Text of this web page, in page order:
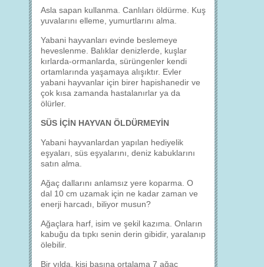
Asla sapan kullanma. Canlıları öldürme. Kuş
yuvalarını elleme, yumurtlarını alma.
Yabani hayvanları evinde beslemeye
heveslenme. Balıklar denizlerde, kuşlar
kırlarda-ormanlarda, sürüngenler kendi
ortamlarında yaşamaya alışıktır. Evler
yabani hayvanlar için birer hapishanedir ve
çok kısa zamanda hastalanırlar ya da
ölürler.
SÜS İÇİN HAYVAN ÖLDÜRMEYİN
Yabani hayvanlardan yapılan hediyelik
eşyaları, süs eşyalarını, deniz kabuklarını
satın alma.
Ağaç dallarını anlamsız yere koparma. O
dal 10 cm uzamak için ne kadar zaman ve
enerji harcadı, biliyor musun?
Ağaçlara harf, isim ve şekil kazıma. Onların
kabuğu da tıpkı senin derin gibidir, yaralanıp
ölebilir.
Bir yılda, kişi başına ortalama 7 ağaç